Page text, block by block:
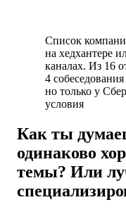
Список
на хедхантере
каналах. Из 16
4
но только у
условия
Как ты
одинаково
темы? Или